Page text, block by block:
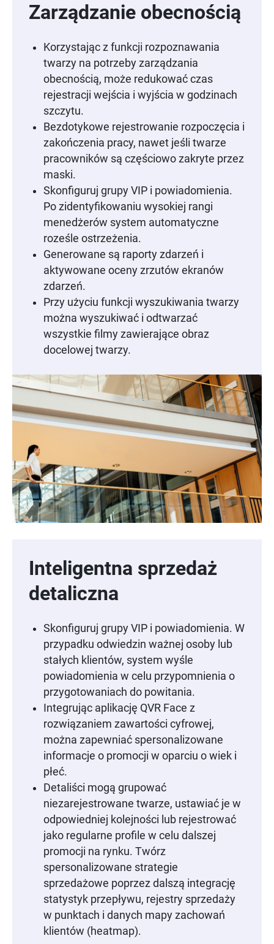
Zarządzanie obecnością
Korzystając z funkcji rozpoznawania
twarzy na potrzeby zarządzania
obecnością, może redukować czas
rejestracji wejścia i wyjścia w godzinach
szczytu.
Bezdotykowe rejestrowanie rozpoczęcia i
zakończenia pracy, nawet jeśli twarze
pracowników są częściowo zakryte przez
maski.
Skonfiguruj grupy VIP i powiadomienia.
Po zidentyfikowaniu wysokiej rangi
menedżerów system automatyczne
roześle ostrzeżenia.
Generowane są raporty zdarzeń i
aktywowane oceny zrzutów ekranów
zdarzeń.
Przy użyciu funkcji wyszukiwania twarzy
można wyszukiwać i odtwarzać
wszystkie filmy zawierające obraz
docelowej twarzy.
Inteligentna sprzedaż
detaliczna
Skonfiguruj grupy VIP i powiadomienia. W
przypadku odwiedzin ważnej osoby lub
stałych klientów, system wyśle
powiadomienia w celu przypomnienia o
przygotowaniach do powitania.
Integrując aplikację QVR Face z
rozwiązaniem zawartości cyfrowej,
można zapewniać spersonalizowane
informacje o promocji w oparciu o wiek i
płeć.
Detaliści mogą grupować
niezarejestrowane twarze, ustawiać je w
odpowiedniej kolejności lub rejestrować
jako regularne profile w celu dalszej
promocji na rynku. Twórz
spersonalizowane strategie
sprzedażowe poprzez dalszą integrację
statystyk przepływu, rejestry sprzedaży
w punktach i danych mapy zachowań
klientów (heatmap).